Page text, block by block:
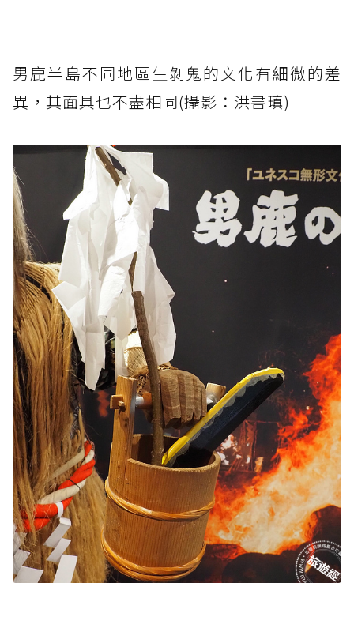
男鹿半島不同地區生剝鬼的文化有細微的差
異，其面具也不盡相同(攝影：洪書瑱)